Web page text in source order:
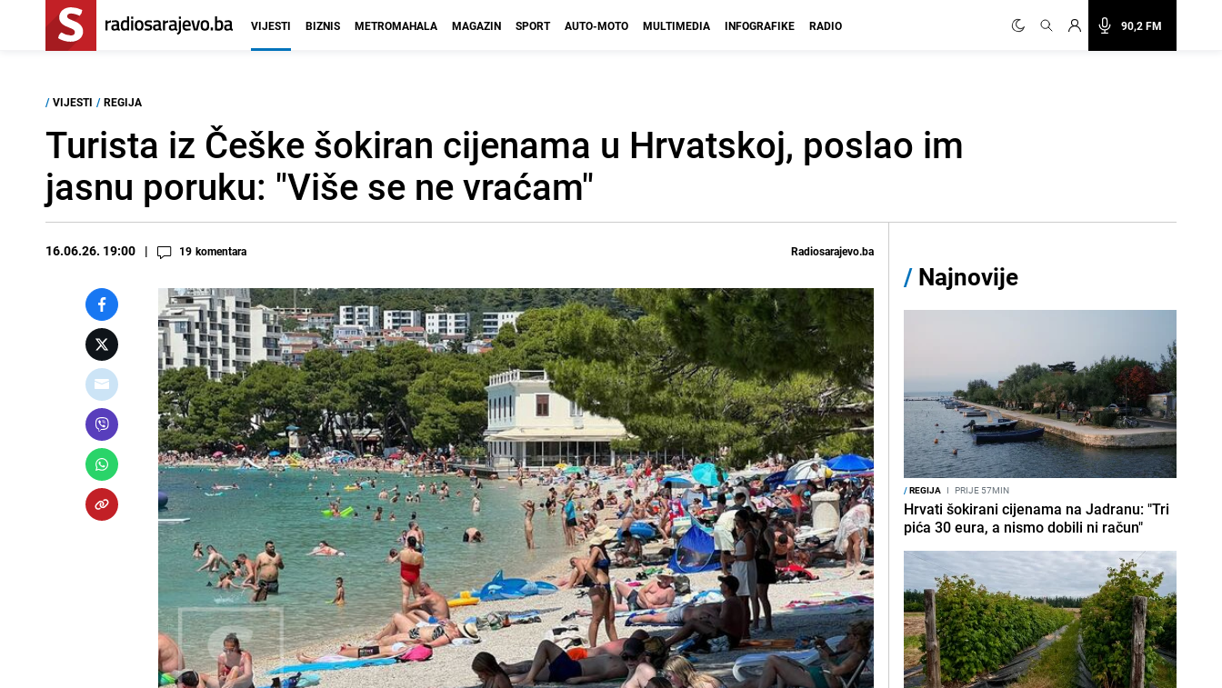
90,2 FM
VIJESTI BIZNIS METROMAHALA MAGAZIN SPORT AUTO-MOTO MULTIMEDIA INFOGRAFIKE RADIO
/ VIJESTI / REGIJA
Turista iz Češke šokiran cijenama u Hrvatskoj, poslao im
jasnu poruku: "Više se ne vraćam"
16.06.26. 19:00 19 komentara Radiosarajevo.ba
/ Najnovije
/REGIJA I PRIJE 57MIN
Hrvati šokirani cijenama na Jadranu: "Tri
pića 30 eura, a nismo dobili ni račun"